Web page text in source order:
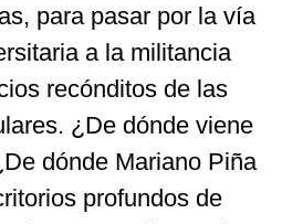
para pasar por la vía
a la militancia
recónditos de las
¿De dónde viene
dónde Mariano Piña
profundos de